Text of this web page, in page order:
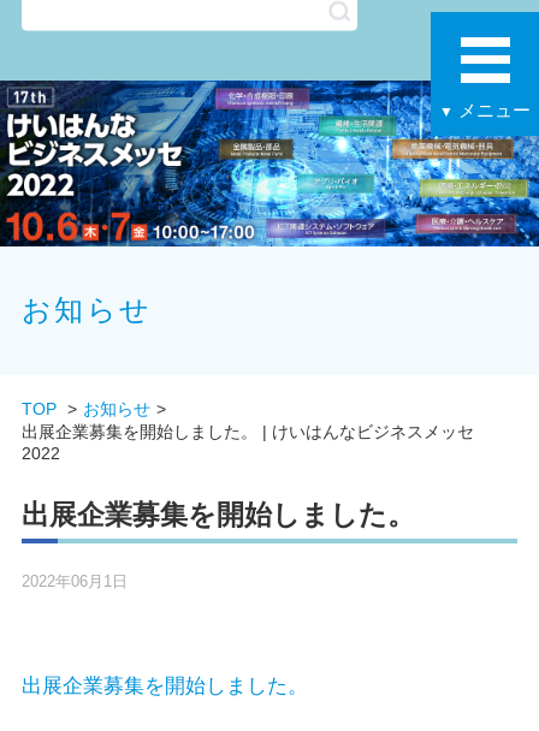
▼ メニュー
お知らせ
TOP
お知らせ
出展企業募集を開始しました。 | けいはんなビジネスメッセ
2022
出展企業募集を開始しました。
2022年06月1日
出展企業募集を開始しました。